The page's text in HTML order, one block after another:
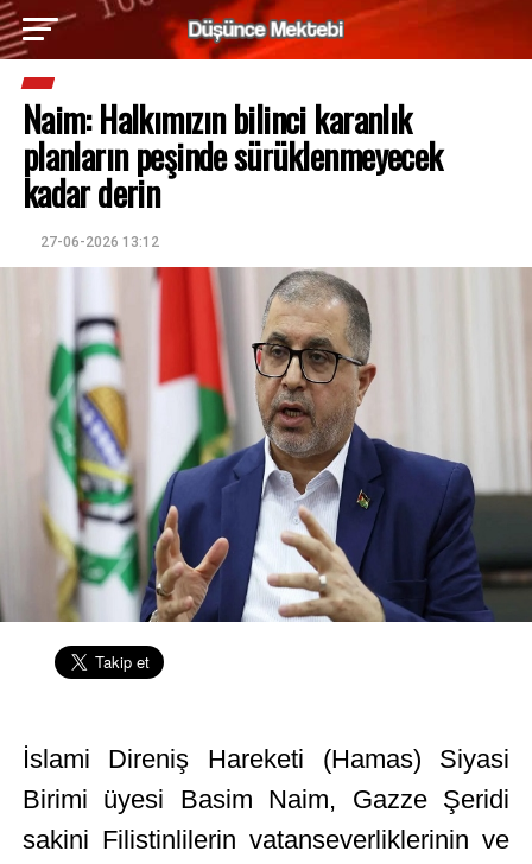
Naim: Halkımızın bilinci karanlık
planların peşinde sürüklenmeyecek
kadar derin
27-06-2026 13:12
İslami Direniş Hareketi (Hamas) Siyasi
Birimi üyesi Basim Naim, Gazze Şeridi
sakini Filistinlilerin vatanseverliklerinin ve